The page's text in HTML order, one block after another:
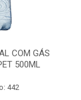
COM GÁS
500ML
442